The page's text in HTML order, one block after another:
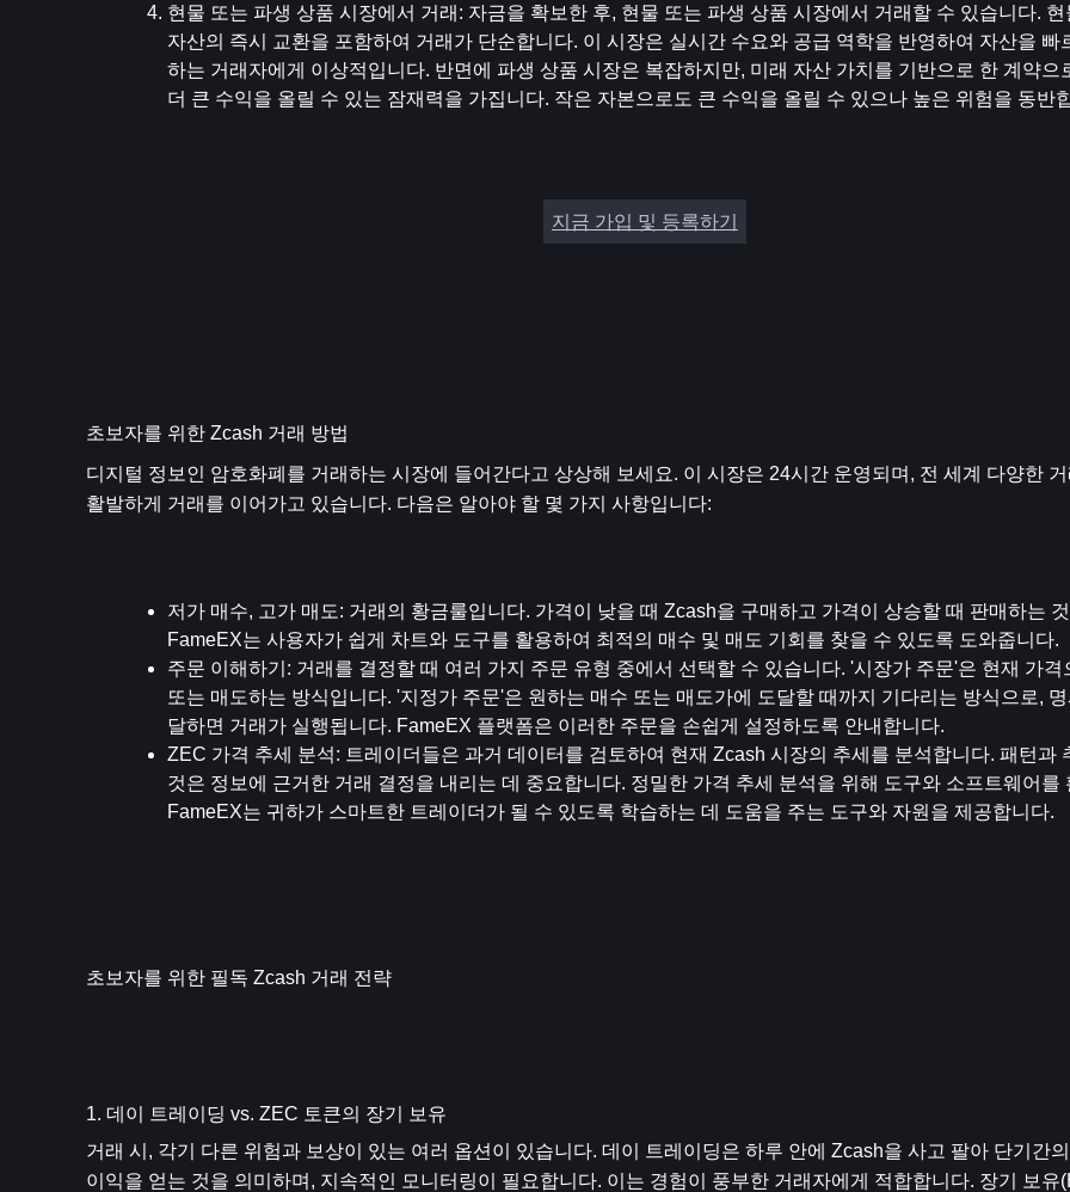
현물 또는 파생 상품 시장에서 거래 : 자금을 확보한 후, 현물 또는 파생 상품 시장에서 거래할 수 있습니다.
자산의 즉시 교환을 포함하여 거래가 단순합니다. 이 시장은 실시간 수요와 공급 역학을 반영하여 자산을 빠
하는 거래자에게 이상적입니다. 반면에 파생 상품 시장은 복잡하지만, 미래 자산 가치를 기반으로 한 계약으
더 큰 수익을 올릴 수 있는 잠재력을 가집니다. 작은 자본으로도 큰 수익을 올릴 수 있으나 높은 위험을 동반
지금 가입 및 등록하기
초보자를 위한 Zcash 거래 방법
디지털 정보인 암호화폐를 거래하는 시장에 들어간다고 상상해 보세요. 이 시장은 24시간 운영되며, 전 세계 다양한
활발하게 거래를 이어가고 있습니다. 다음은 알아야 할 몇 가지 사항입니다:
저가 매수, 고가 매도: 거래의 황금룰입니다. 가격이 낮을 때 Zcash을 구매하고 가격이 상승할 때 판매하는
FameEX는 사용자가 쉽게 차트와 도구를 활용하여 최적의 매수 및 매도 기회를 찾을 수 있도록 도와줍니다.
주문 이해하기 : 거래를 결정할 때 여러 가지 주문 유형 중에서 선택할 수 있습니다. '시장가 주문'은 현재 가격
또는 매도하는 방식입니다. '지정가 주문'은 원하는 매수 또는 매도가에 도달할 때까지 기다리는 방식으로,
달하면 거래가 실행됩니다. FameEX 플랫폼은 이러한 주문을 손쉽게 설정하도록 안내합니다.
ZEC 가격 추세 분석: 트레이더들은 과거 데이터를 검토하여 현재 Zcash 시장의 추세를 분석합니다. 패턴과
것은 정보에 근거한 거래 결정을 내리는 데 중요합니다. 정밀한 가격 추세 분석을 위해 도구와 소프트웨어를
FameEX는 귀하가 스마트한 트레이더가 될 수 있도록 학습하는 데 도움을 주는 도구와 자원을 제공합니다.
초보자를 위한 필독 Zcash 거래 전략
1. 데이 트레이딩 vs. ZEC 토큰의 장기 보유
거래 시, 각기 다른 위험과 보상이 있는 여러 옵션이 있습니다. 데이 트레이딩은 하루 안에 Zcash을 사고 팔아 단기간
이익을 얻는 것을 의미하며, 지속적인 모니터링이 필요합니다. 이는 경험이 풍부한 거래자에게 적합합니다. 장기 보유